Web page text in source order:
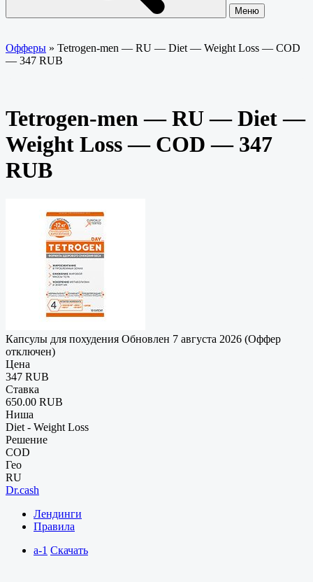
Меню
Офферы » Tetrogen-men — RU — Diet — Weight Loss — COD
— 347 RUB
Tetrogen-men — RU — Diet —
Weight Loss — COD — 347
RUB
Капсулы для похудения Обновлен 7 августа 2026 (Оффер
отключен)
Цена
347 RUB
Ставка
650.00 RUB
Ниша
Diet - Weight Loss
Решение
COD
Гео
RU
Dr.cash
Лендинги
Правила
a-1 Скачать